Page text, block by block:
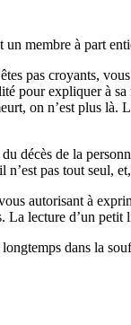
membre à part
pas croyants,
pour expliquer à
on n’est plus là.
décès de la
pas tout seul,
autorisant à
lecture d’un
dans la